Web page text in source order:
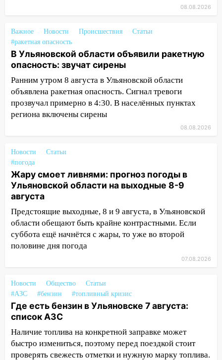
В Ульяновске установили ещё
мусора
16:26 В Ульяновске бесплатно покажут
матч «Волги» под открытым небом
16:12 В Ульяновском госуниверситете
разработают отечественный прибор для
цифровой ПЦР
15:47 Ульяновцы могут вернуть деньги
за абонементы закрывшегося фитнес-
15:34
После вмешательства
прокуратуры в селах Ульяновской
области привели в порядок детские
площадки
15:27 Прокуратура проверяет
капремонт школы в селе Кивать
15:08 В Кузоватово после прокурорской
проверки обновили разметку на
запретили остановку автомобилей на
50-метровом участке
14:22
В Новом городе 8 августа пройдет
большой фестиваль «Наше время» с
мотофристайлом и концертом
«Мураками»
08.08.2026
Важное Новости Происшествия
Статьи
#ракетная опасность
В Ульяновской области объявили ракетную
опасность: звучат сирены
Ранним утром 8 августа в Ульяновской области
объявлена ракетная опасность. Сигнал тревоги
прозвучал примерно в 4:30. В населённых пунктах
региона включены сирены
08.08.2026
Новости
Статьи
#погода
Жару смоет ливнями: прогноз погоды в
Ульяновской области на выходные 8-9
августа
Предстоящие выходные, 8 и 9 августа, в Ульяновской
области обещают быть крайне контрастными. Если
суббота ещё начнётся с жары, то уже во второй
половине дня погода
07.08.2026
Новости Общество
Статьи
#АЗС
#бензин #топливный кризис
Где есть бензин в Ульяновске 7 августа:
список АЗС
Наличие топлива на конкретной заправке может
быстро измениться, поэтому перед поездкой стоит
проверять свежесть отметки и нужную марку топлива.